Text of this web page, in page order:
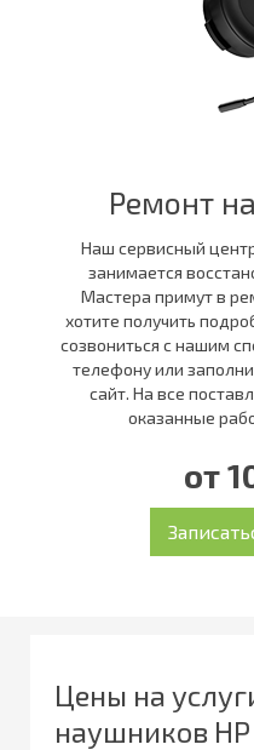
Ремонт
Наш сервисный
занимается
Мастера примут в
хотите получить
созвониться с нашим
телефону или
сайт. На все
оказанные
от
Цены на
наушников HP